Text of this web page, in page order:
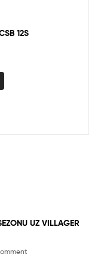
12S
UZ VILLAGER